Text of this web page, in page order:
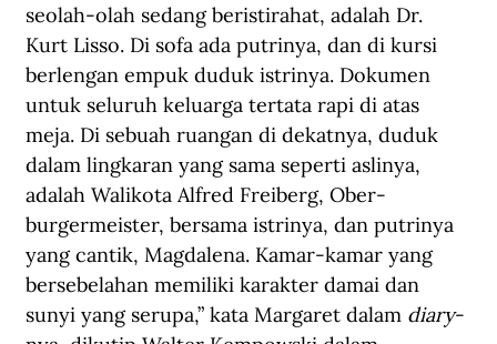
seolah-olah sedang beristirahat, adalah Dr.
Kurt Lisso. Di sofa ada putrinya, dan di kursi
berlengan empuk duduk istrinya. Dokumen
untuk seluruh keluarga tertata rapi di atas
meja. Di sebuah ruangan di dekatnya, duduk
dalam lingkaran yang sama seperti aslinya,
adalah Walikota Alfred Freiberg, Ober-
burgermeister, bersama istrinya, dan putrinya
yang cantik, Magdalena. Kamar-kamar yang
bersebelahan memiliki karakter damai dan
sunyi yang serupa,” kata Margaret dalam diary-